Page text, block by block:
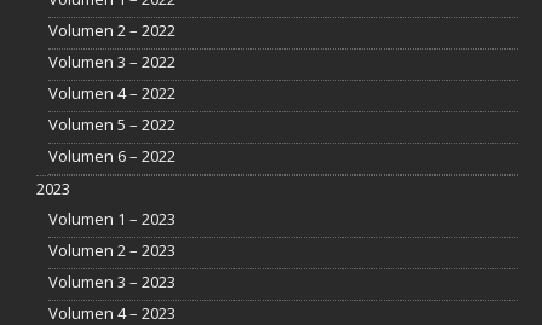
Volumen 2 – 2022
Volumen 3 – 2022
Volumen 4 – 2022
Volumen 5 – 2022
Volumen 6 – 2022
2023
Volumen 1 – 2023
Volumen 2 – 2023
Volumen 3 – 2023
Volumen 4 – 2023